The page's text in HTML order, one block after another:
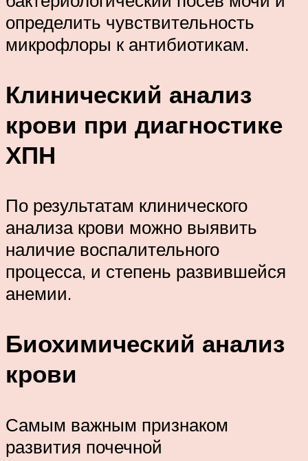
определить чувствительность
микрофлоры к антибиотикам.
Клинический анализ
крови при диагностике
ХПН
По результатам клинического
анализа крови можно выявить
наличие воспалительного
процесса, и степень развившейся
анемии.
Биохимический анализ
крови
Самым важным признаком
развития почечной